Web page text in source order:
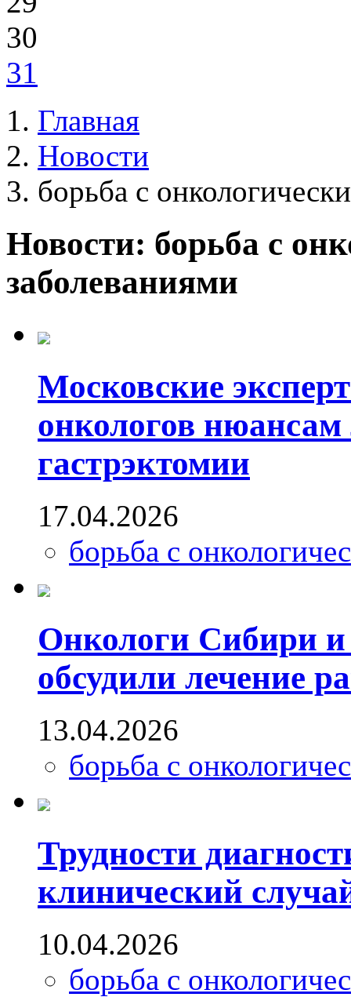
30
31
Главная
Новости
борьба с
Новости: борьба с
заболеваниями
Московские
онкологов нюансам
гастрэктомии
17.04.2026
борьба с
Онкологи Сибири и
обсудили лечение
13.04.2026
борьба с
Трудности
клинический
10.04.2026
борьба с